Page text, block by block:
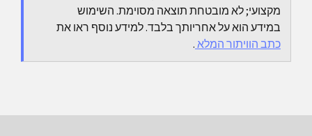
מקצועי; לא מובטחת תוצאה מסוימת. השימוש
במידע הוא על אחריותך בלבד. למידע נוסף ראו את
כתב הוויתור המלא.